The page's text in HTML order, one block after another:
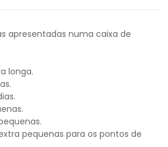
apresentadas numa caixa de
longa.
pequenas para os pontos de